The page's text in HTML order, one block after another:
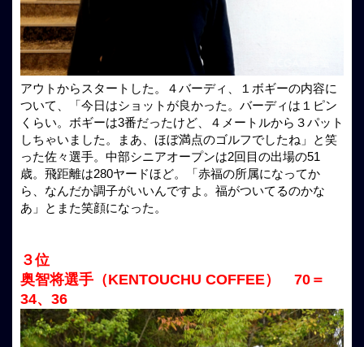
アウトからスタートした。４バーディ、１ボギーの内容に
ついて、「今日はショットが良かった。バーディは１ピン
くらい。ボギーは3番だったけど、４メートルから３パット
しちゃいました。まあ、ほぼ満点のゴルフでしたね」と笑
った佐々選手。中部シニアオープンは2回目の出場の51
歳。飛距離は280ヤードほど。「赤福の所属になってか
ら、なんだか調子がいいんですよ。福がついてるのかな
あ」とまた笑顔になった。
３位
奥智将選手（KENTOUCHU COFFEE） 70＝
34、36